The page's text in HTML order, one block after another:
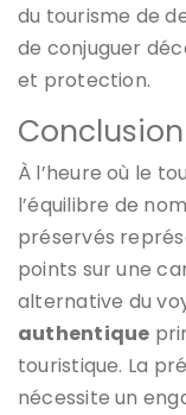
du tourisme de
de conjuguer
et protection.
Conclusion
À l’heure où le
l’équilibre de
préservés
points sur une
alternative du
authentique
touristique. La
nécessite un